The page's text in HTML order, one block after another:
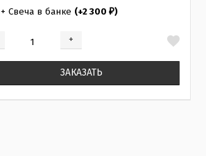
+ Свеча в банке (+2 300 ₽)
+
Добавляется...
ЗАКАЗАТЬ
Добавлен